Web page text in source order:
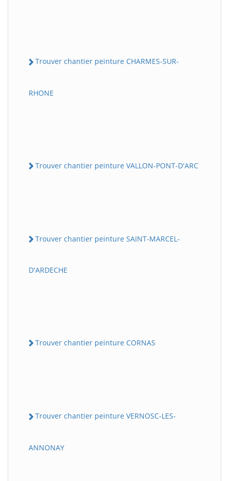
Trouver chantier peinture CHARMES-SUR-
RHONE
Trouver chantier peinture VALLON-PONT-D'ARC
Trouver chantier peinture SAINT-MARCEL-
D'ARDECHE
Trouver chantier peinture CORNAS
Trouver chantier peinture VERNOSC-LES-
ANNONAY